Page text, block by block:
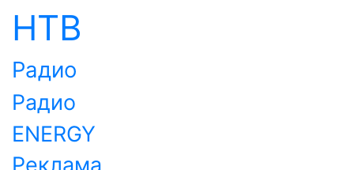
НТВ
Радио
Радио
ENERGY